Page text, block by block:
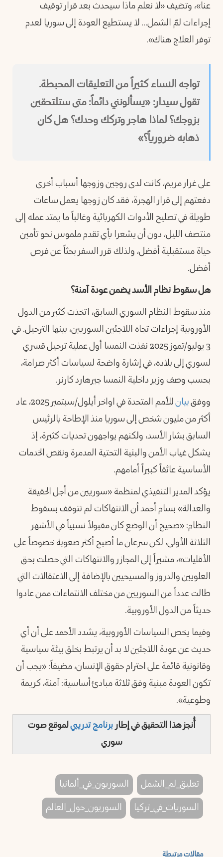
عنا»، وتضيف «لا نعلم ماذا سيحدث بعد قرار توقيف
إجراءات لمّ الشمل... لا يستطيع العودة إلى سوريا لعدم
توفر العلاج هناك».
تواجه النساء كثيراً من التعليقات المحبطة.
تقول سيدار: «يسألونني دائماً: متى ستلتحقين
بزوجك؟ لماذا هاجر وتركك وحدك؟ هل كان
ذهابه ضرورياً؟»
على غرار مريم، كانت لدى روجين وزوجها أسباب أخرى
دفعتهم إلى قرار الهجرة، فقد كان زوجها يعمل ساعات
طويلة في تصليح الأدوات الكهربائية وغالباً ما يمتد عمله إلى
منتصف الليل، دون أن يشعرا بأي تقدم ملموس نحو تأمين
حياة مستقبلية أفضل، ولذلك قرر السفر بحثاً عن فرص
أفضل.
هل سقوط نظام الأسد يضمن عودة آمنة؟
منذ سقوط النظام السوري السابق، اتخذت كثير من الدول
الأوروبية إجراءات تجاه اللاجئين السوريين، بينها الترحيل. في
3 يوليو/تموز 2025 نفذت النمسا أول عملية ترحيل قسري
لسوري إلى بلاده، في إشارة واضحة لسياسات أكثر صرامة،
بحسب وصف وزير داخلية النمسا جيرهارد كارنر.
ووفقبيان
للأمم المتحدة في اواخر أيلول/سبتمبر 2025، عاد
أكثر من مليون شخص إلى سوريا منذ الإطاحة بالرئيس
السابق بشار الأسد، ولكنهم يواجهون تحديات كثيرة، إذ
يشكل غياب الأمن والبنية التحتية المدمرة ونقص الخدمات
الأساسية عائقاً كبيراً أمامهم.
يؤكد المدير التنفيذي لمنظمة «سوريين من أجل الحقيقة
والعدالة» بسام أحمد أن الانتهاكات لم تتوقف بسقوط
النظام: «صحيح أن الوضع كان مقبولاً نسبياً في الأشهر
الثلاثة الأولى، لكن سرعان ما أصبح أكثر صعوبة خصوصاً على
الأقليات»، مشيراً إلى المجازر والانتهاكات التي حصلت بحق
العلويين والدروز والمسيحيين بالإضافة إلى الاعتقالات التي
طالت عدداً من السوريين من مختلف الانتماءات ممن عادوا
حديثاً من الدول الأوروبية.
وفيما يخص السياسات الأوروبية، يشدد الأحمد على أن أي
حديث عن عودة اللاجئين لا بد أن يرتبط بخلق بيئة سياسية
وقانونية قائمة على احترام حقوق الإنسان، مضيفاً: «يجب أن
تكون العودة مبنية وفق ثلاثة مبادئ أساسية: آمنة، كريمة
وطوعية».
أُنجز هذا التحقيق في إطار برنامج تدريبيلموقع صوت
سوري
تعليق_لم_الشمل السوريون_في_ألمانيا
السوريات_في_تركيا السوريون_حول_العالم
مقالات مرتبطة